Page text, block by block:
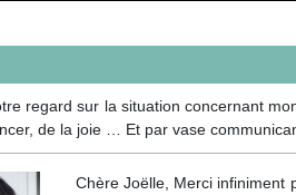
regard sur la situation concernant
de la joie … Et par vase
Chère Joëlle, Merci infiniment